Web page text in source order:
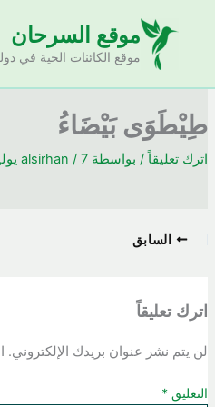
موقع السرحان
موقع الكائنات الحية في
طِيْطَوَى بَيْضَاءُ
اترك تعليقاً / بواسطة alsirhan/7 يوليو، 2020
السابق
اترك تعليقاً
لن يتم نشر عنوان بريدك الإلكتروني.
التعليق *